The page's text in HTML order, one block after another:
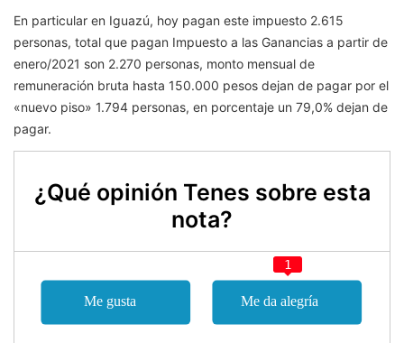
En particular en Iguazú, hoy pagan este impuesto 2.615
personas, total que pagan Impuesto a las Ganancias a partir de
enero/2021 son 2.270 personas, monto mensual de
remuneración bruta hasta 150.000 pesos dejan de pagar por el
«nuevo piso» 1.794 personas, en porcentaje un 79,0% dejan de
pagar.
¿Qué opinión Tenes sobre esta
nota?
1